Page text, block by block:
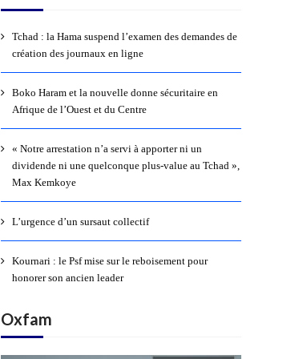
Tchad : la Hama suspend l’examen des demandes de
création des journaux en ligne
Boko Haram et la nouvelle donne sécuritaire en
Afrique de l’Ouest et du Centre
« Notre arrestation n’a servi à apporter ni un
dividende ni une quelconque plus-value au Tchad »,
Max Kemkoye
L’urgence d’un sursaut collectif
Kournari : le Psf mise sur le reboisement pour
honorer son ancien leader
Oxfam